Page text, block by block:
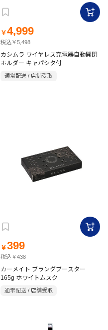
￥4,999
税込￥5,498
カシムラ ワイヤレス充電器自動開閉
ホルダー キャパシタ付
通常配送 / 店舗受取
￥399
税込￥438
カーメイト ブラングブースター
165g ホワイトムスク
通常配送 / 店舗受取